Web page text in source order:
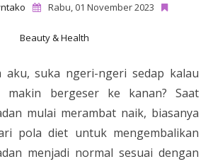
Rabu, 01 November 2023
Beauty & Health
aku, suka ngeri-ngeri sedap kalau
makin bergeser ke kanan? Saat
mulai merambat naik, biasanya
pola diet untuk mengembalikan
menjadi normal sesuai dengan